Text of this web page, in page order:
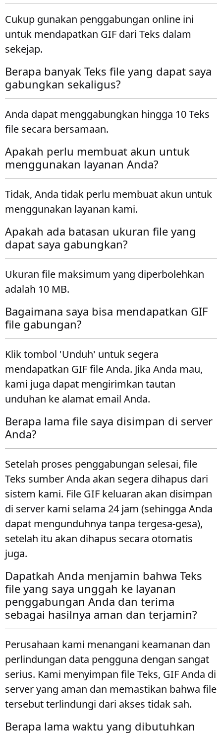
Cukup gunakan penggabungan online ini
untuk mendapatkan GIF dari Teks dalam
sekejap.
Berapa banyak Teks file yang dapat saya
gabungkan sekaligus?
Anda dapat menggabungkan hingga 10 Teks
file secara bersamaan.
Apakah perlu membuat akun untuk
menggunakan layanan Anda?
Tidak, Anda tidak perlu membuat akun untuk
menggunakan layanan kami.
Apakah ada batasan ukuran file yang
dapat saya gabungkan?
Ukuran file maksimum yang diperbolehkan
adalah 10 MB.
Bagaimana saya bisa mendapatkan GIF
file gabungan?
Klik tombol 'Unduh' untuk segera
mendapatkan GIF file Anda. Jika Anda mau,
kami juga dapat mengirimkan tautan
unduhan ke alamat email Anda.
Berapa lama file saya disimpan di server
Anda?
Setelah proses penggabungan selesai, file
Teks sumber Anda akan segera dihapus dari
sistem kami. File GIF keluaran akan disimpan
di server kami selama 24 jam (sehingga Anda
dapat mengunduhnya tanpa tergesa-gesa),
setelah itu akan dihapus secara otomatis
juga.
Dapatkah Anda menjamin bahwa Teks
file yang saya unggah ke layanan
penggabungan Anda dan terima
sebagai hasilnya aman dan terjamin?
Perusahaan kami menangani keamanan dan
perlindungan data pengguna dengan sangat
serius. Kami menyimpan file Teks, GIF Anda di
server yang aman dan memastikan bahwa file
tersebut terlindungi dari akses tidak sah.
Berapa lama waktu yang dibutuhkan